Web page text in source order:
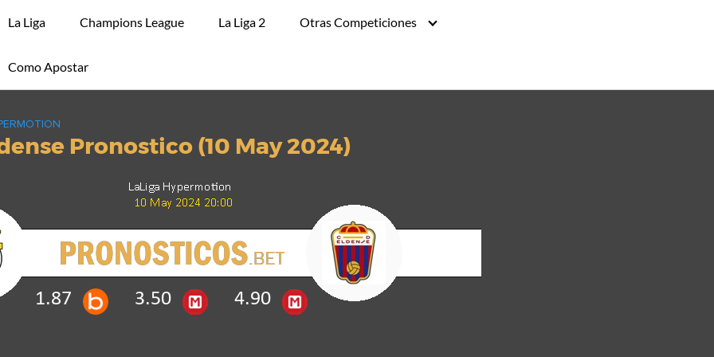
La Liga Champions League La Liga 2 Otras Competiciones
Como Apostar
Pronostico (10 May 2024)